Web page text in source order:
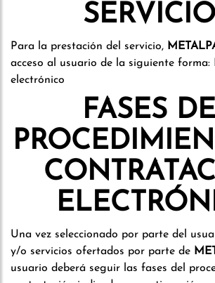
Para la prestación del servicio,
acceso al usuario de la siguiente forma:
electrónico
FASES
Una vez seleccionado por parte del
y/o servicios ofertados por parte de
usuario deberá seguir las fases del